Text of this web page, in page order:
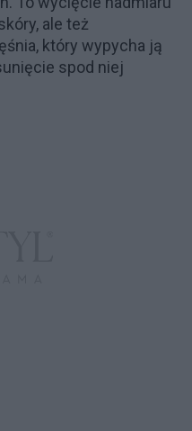
ale też
który wypycha ją
spod niej